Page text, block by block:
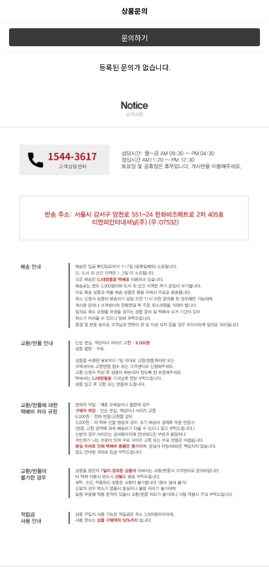
상품문의
문의하기
등록된 문의가 없습니다.